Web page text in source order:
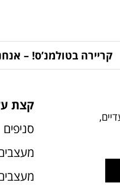
קריירה בטולמנ’ס! –
קצת
סניפים